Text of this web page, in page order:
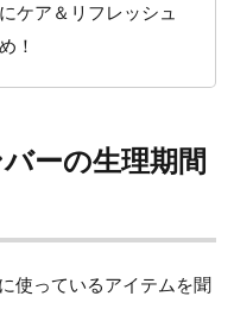
ケア＆リフレッシュ
！
ーの生理期間
使っているアイテムを聞